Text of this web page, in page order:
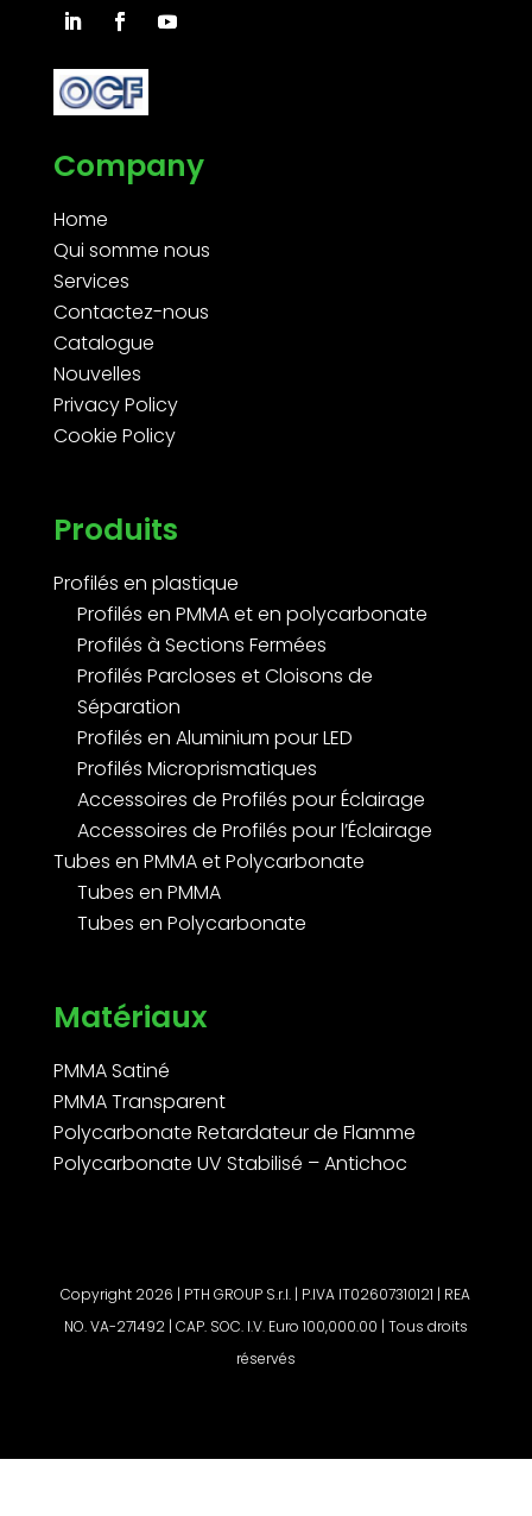
Company
Home
Qui somme nous
Services
Contactez-nous
Catalogue
Nouvelles
Privacy Policy
Cookie Policy
Produits
Profilés en plastique
Profilés en PMMA et en polycarbonate
Profilés à Sections Fermées
Profilés Parcloses et Cloisons de
Séparation
Profilés en Aluminium pour LED
Profilés Microprismatiques
Accessoires de Profilés pour Éclairage
Accessoires de Profilés pour l’Éclairage
Tubes en PMMA et Polycarbonate
Tubes en PMMA
Tubes en Polycarbonate
Matériaux
PMMA Satiné
PMMA Transparent
Polycarbonate Retardateur de Flamme
Polycarbonate UV Stabilisé – Antichoc
Copyright 2026 | PTH GROUP S.r.l. | P.IVA IT02607310121 | REA
NO. VA-271492 | CAP. SOC. I.V. Euro 100,000.00 | Tous droits
réservés